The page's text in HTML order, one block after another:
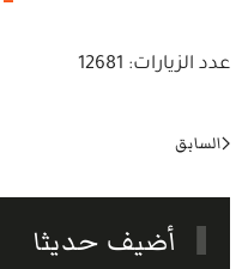
عدد الزيارات: 12681
السابق
أضيف حديثا